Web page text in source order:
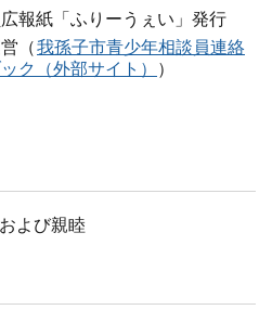
報紙「ふりーうぇい」発行
（我孫子市青少年相談員連絡
ク（外部サイト）
）
よび親睦